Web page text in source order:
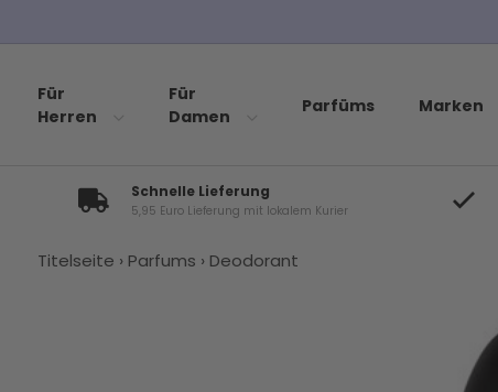
Für
Herren
Für
Damen
Parfüms Marken
Schnelle Lieferung
5,95 Euro Lieferung mit lokalem Kurier
Titelseite › Parfums › Deodorant